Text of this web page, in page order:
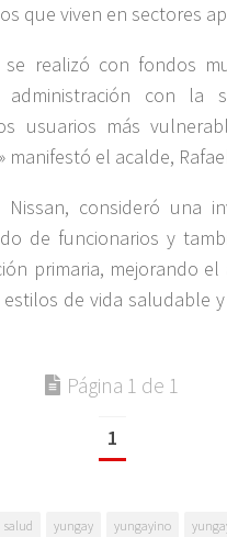
que viven en sectores
realizó con fondos
administración con la
usuarios más
el acalde,
consideró una
de funcionarios y
primaria, mejorando el
de vida saludable
Página 1 de 1
1
salud yungay yungayino